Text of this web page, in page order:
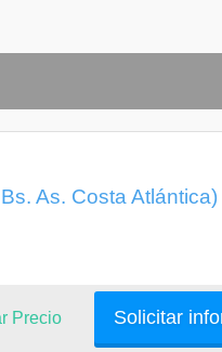
As. Costa Atlántica)
Solicitar
Precio